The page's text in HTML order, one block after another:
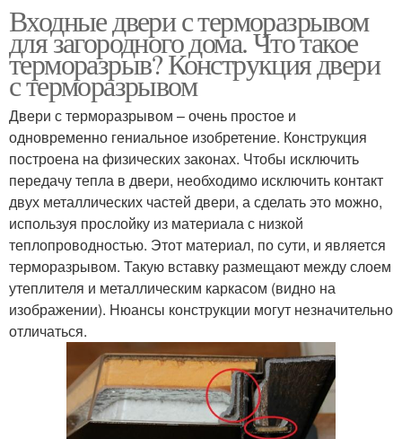
Входные двери с терморазрывом
для загородного дома. Что такое
терморазрыв? Конструкция двери
с терморазрывом
Двери с терморазрывом – очень простое и
одновременно гениальное изобретение. Конструкция
построена на физических законах. Чтобы исключить
передачу тепла в двери, необходимо исключить контакт
двух металлических частей двери, а сделать это можно,
используя прослойку из материала с низкой
теплопроводностью. Этот материал, по сути, и является
терморазрывом. Такую вставку размещают между слоем
утеплителя и металлическим каркасом (видно на
изображении). Нюансы конструкции могут незначительно
отличаться.